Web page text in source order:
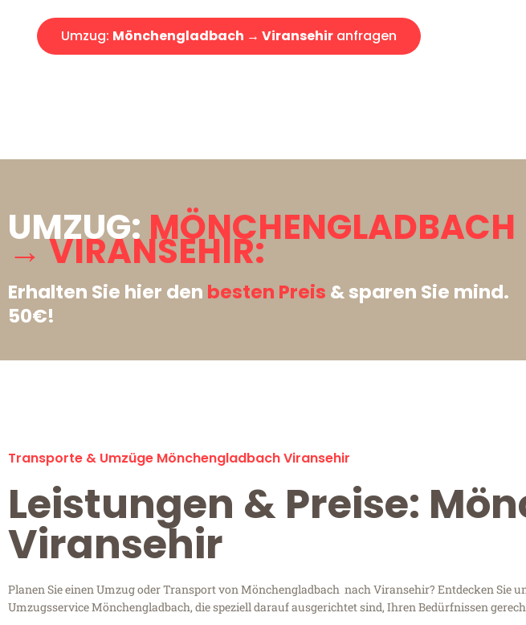
Umzug: Mönchengladbach → Viransehir anfragen
UMZUG:MÖNCHENGLADBACH
→ VIRANSEHIR:
Erhalten Sie hier den besten Preis & sparen Sie mind.
50€!
Transporte & Umzüge Mönchengladbach Viransehir
Leistungen & Preise:
Viransehir
Planen Sie einen Umzug oder Transport von Mönchengladbach nach Viransehir? Entdecken Sie
Umzugsservice Mönchengladbach, die speziell darauf ausgerichtet sind, Ihren Bedürfnissen